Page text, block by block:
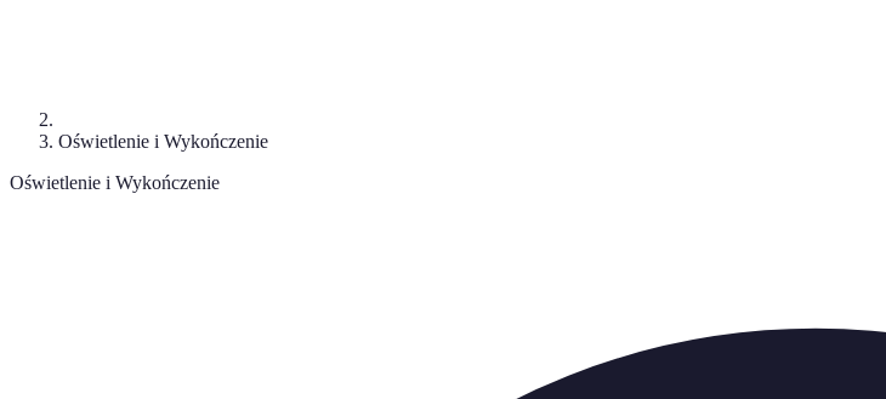
Oświetlenie i Wykończenie
Oświetlenie i Wykończenie